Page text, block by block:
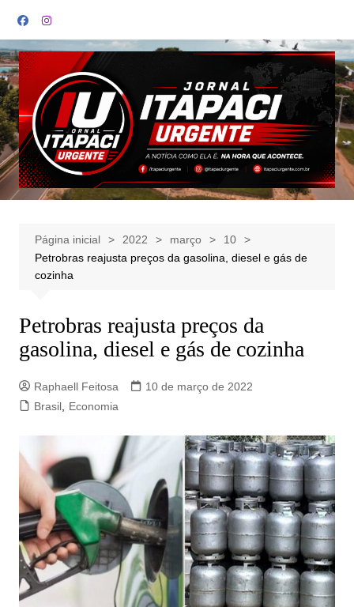
para
o
conteúdo
Página inicial 2022 março
10
Petrobras reajusta preços da gasolina, diesel e gás de
cozinha
Petrobras reajusta preços da
gasolina, diesel e gás de cozinha
Raphaell Feitosa
10 de março de 2022
Brasil, Economia